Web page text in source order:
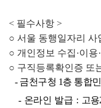
< 필수사항 >
○ 서울 동행일자리 사
○ 개인정보 수집·이용·
○ 구직등록확인증 또
- 금천구청 1층 통합
- 온라인 발급 : 고용